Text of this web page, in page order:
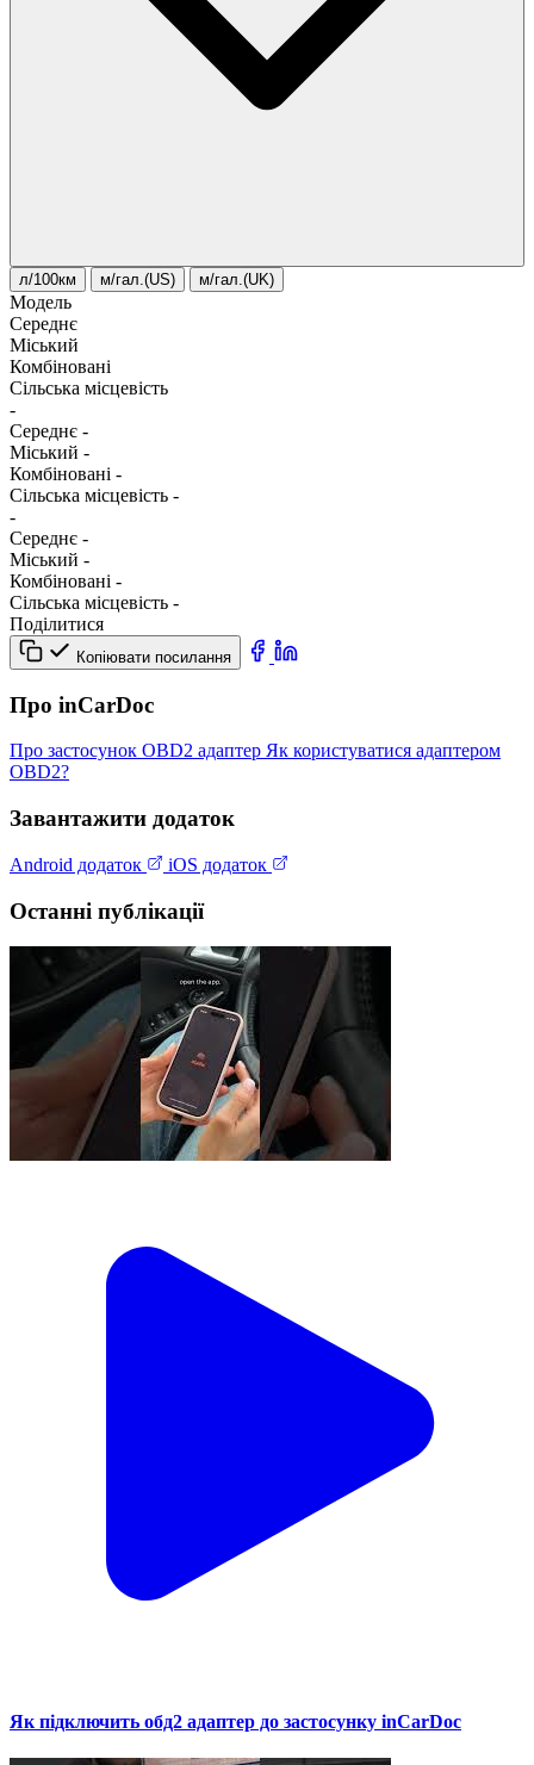
л/100км м/гал.(US) м/гал.(UK)
Модель
Середнє
Міський
Комбіновані
Сільська місцевість
-
Середнє -
Міський -
Комбіновані -
Сільська місцевість -
-
Середнє -
Міський -
Комбіновані -
Сільська місцевість -
Поділитися
Копіювати посилання
Про inCarDoc
Про застосунок OBD2 адаптер Як користуватися адаптером
OBD2?
Завантажити додаток
Android додаток iOS додаток
Останні публікації
Як підключить обд2 адаптер до застосунку inCarDoc